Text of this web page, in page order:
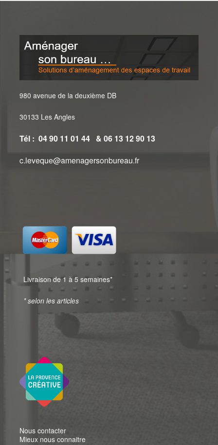
980 avenue de la deuxième DB
30133 Les Angles
Tél : 04 90 11 01 44 & 06 13 12 90 13
c.leveque@amenagersonbureau.fr
Livraison de 1 à 5 semaines*
* selon les articles
Nous contacter
Mieux nous connaitre